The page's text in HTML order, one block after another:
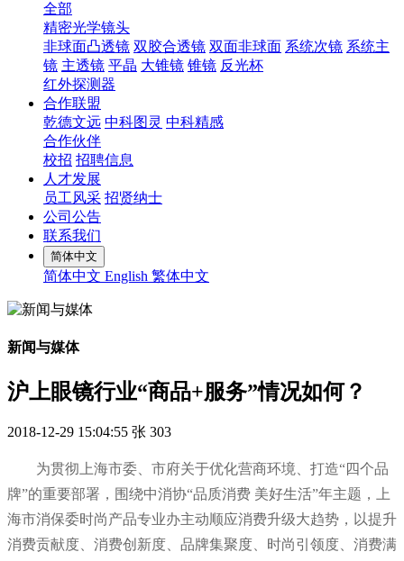
全部
精密光学镜头
非球面凸透镜 双胶合透镜 双面非球面 系统次镜 系统主
镜 主透镜 平晶 大锥镜 锥镜 反光杯
红外探测器
合作联盟
乾德文远 中科图灵 中科精感
合作伙伴
校招 招聘信息
人才发展
员工风采 招贤纳士
公司公告
联系我们
简体中文
简体中文 English 繁体中文
新闻与媒体
沪上眼镜行业“商品+服务”情况如何？
2018-12-29 15:04:55 张 303
为贯彻上海市委、市府关于优化营商环境、打造“四个品
牌”的重要部署，围绕中消协“品质消费 美好生活”年主题，上
海市消保委时尚产品专业办主动顺应消费升级大趋势，以提升
消费贡献度、消费创新度、品牌集聚度、时尚引领度、消费满